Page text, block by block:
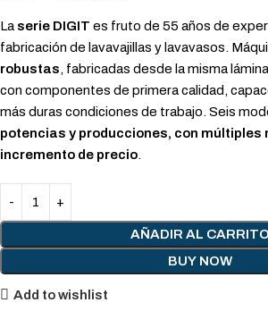
Laserie DIGIT es fruto de 55 años de
fabricación de lavavajillas y lavavasos.
robustas, fabricadas desde la misma
con componentes de primera calidad,
más duras condiciones de trabajo. Seis
potencias y producciones, con múltiples
incremento de precio.
AÑADIR AL CARRITO
BUY NOW
Add to wishlist